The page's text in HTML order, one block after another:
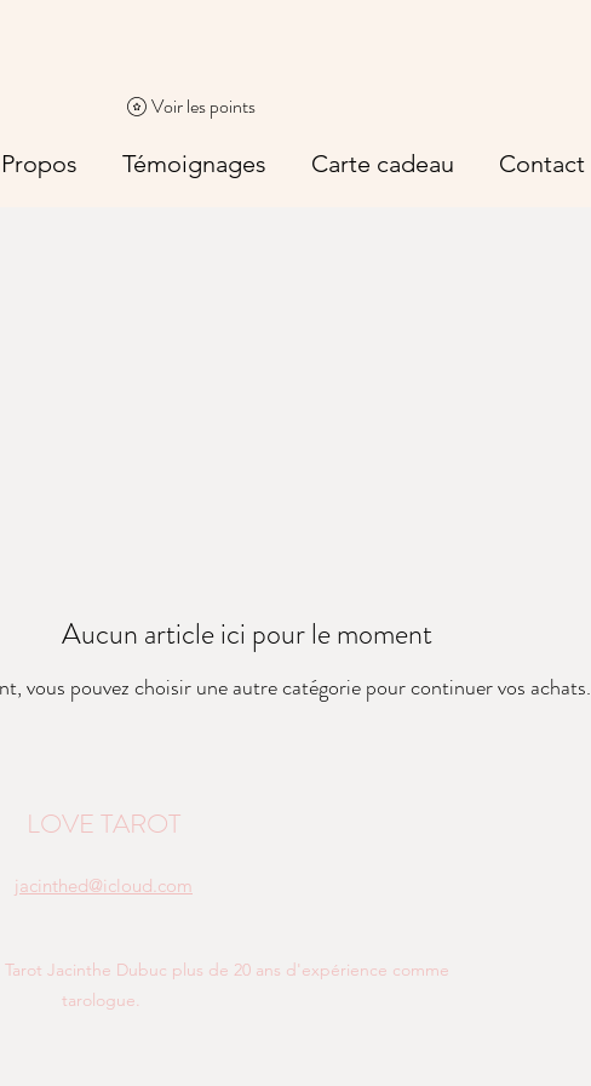
Témoignages Carte cadeau Contact
Voir les points
Aucun article ici pour le moment
vous pouvez choisir une autre catégorie pour continuer vos achats.
LOVE TAROT
jacinthed@icloud.com
Tarot Jacinthe Dubuc plus de 20 ans d'expérience comme
tarologue.